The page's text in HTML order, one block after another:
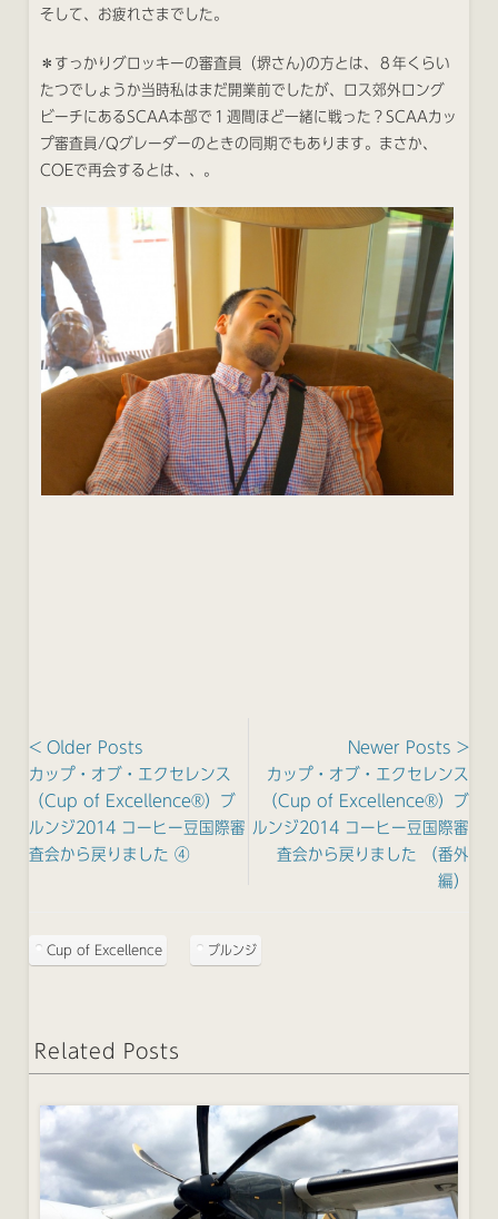
そして、お疲れさまでした。
＊すっかりグロッキーの審査員（堺さん)の方とは、８年くらい
たつでしょうか当時私はまだ開業前でしたが、ロス郊外ロング
ビーチにあるSCAA本部で１週間ほど一緒に戦った？SCAAカッ
プ審査員/Qグレーダーのときの同期でもあります。まさか、
COEで再会するとは、、。
< Older Posts
カップ・オブ・エクセレンス
（Cup of Excellence®）ブ
ルンジ2014 コーヒー豆国際審
査会から戻りました ④
Newer Posts >
カップ・オブ・エクセレンス
（Cup of Excellence®）ブ
ルンジ2014 コーヒー豆国際審
査会から戻りました （番外
編）
Cup of Excellence ブルンジ
Related Posts